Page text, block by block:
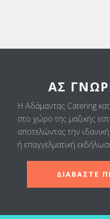
ΑΣ
Η Αδάμαντας Catering
στο χώρο της μαζικής
αποτελώντας την
ή επαγγελματική
ΔΙΑΒΑΣΤΕ